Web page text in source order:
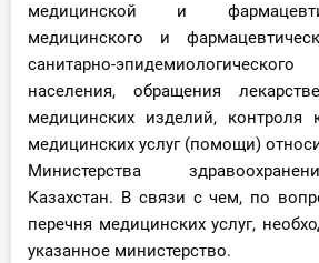
медицинской и
медицинского и
санитарно-
населения, обращения
медицинских изделий, контроля
медицинских услуг (помощи)
Министерства
Казахстан. В связи с чем, по
перечня медицинских услуг,
указанное министерство.